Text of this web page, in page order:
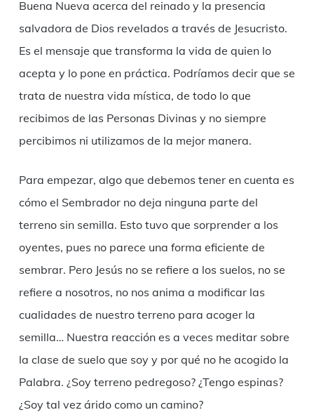
Buena Nueva acerca del reinado y la presencia
salvadora de Dios revelados a través de Jesucristo.
Es el mensaje que transforma la vida de quien lo
acepta y lo pone en práctica. Podríamos decir que se
trata de nuestra vida mística, de todo lo que
recibimos de las Personas Divinas y no siempre
percibimos ni utilizamos de la mejor manera.
Para empezar, algo que debemos tener en cuenta es
cómo el Sembrador no deja ninguna parte del
terreno sin semilla. Esto tuvo que sorprender a los
oyentes, pues no parece una forma eficiente de
sembrar. Pero Jesús no se refiere a los suelos, no se
refiere a nosotros, no nos anima a modificar las
cualidades de nuestro terreno para acoger la
semilla… Nuestra reacción es a veces meditar sobre
la clase de suelo que soy y por qué no he acogido la
Palabra. ¿Soy terreno pedregoso? ¿Tengo espinas?
¿Soy tal vez árido como un camino?